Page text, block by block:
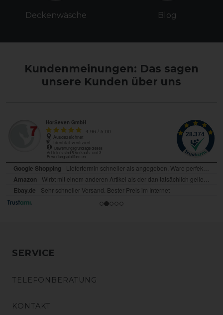
Deckenwäsche Blog
Kundenmeinungen: Das sagen
unsere Kunden über uns
SERVICE
TELEFONBERATUNG
KONTAKT